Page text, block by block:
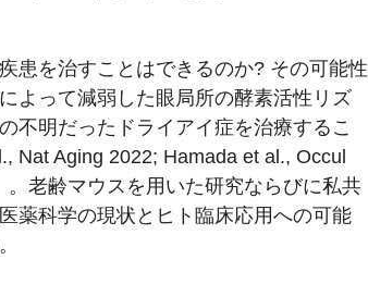
を治すことはできるのか? その可能性
よって減弱した眼局所の酵素活性リズ
不明だったドライアイ症を治療するこ
Nat Aging 2022; Hamada et al., Occul
老齢マウスを用いた研究ならびに私共
薬科学の現状とヒト臨床応用への可能